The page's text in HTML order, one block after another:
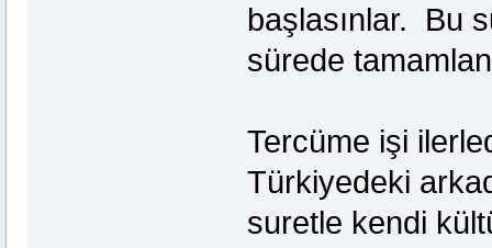
başlasınlar. Bu
sürede
Tercüme işi
Türkiyedeki
suretle kendi